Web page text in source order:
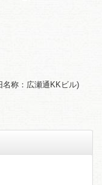
名称：広瀬通KKビル)